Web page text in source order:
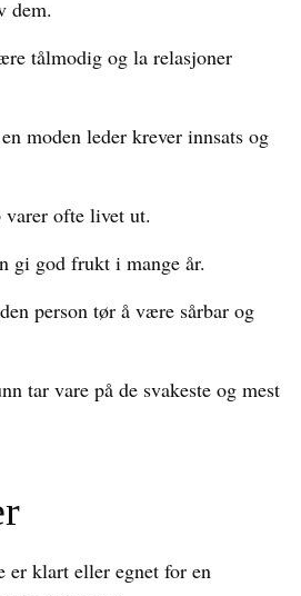
dem.
tålmodig og la relasjoner
moden leder krever innsats og
varer ofte livet ut.
gi god frukt i mange år.
person tør å være sårbar og
tar vare på de svakeste og mest
er klart eller egnet for en